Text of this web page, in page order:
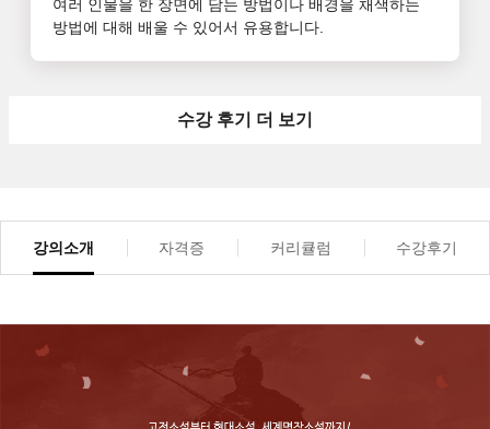
여러 인물을 한 장면에 담는 방법이나 배경을 채색하는
방법에 대해 배울 수 있어서 유용합니다.
수강 후기 더 보기
강의소개 자격증 커리큘럼 수강후기